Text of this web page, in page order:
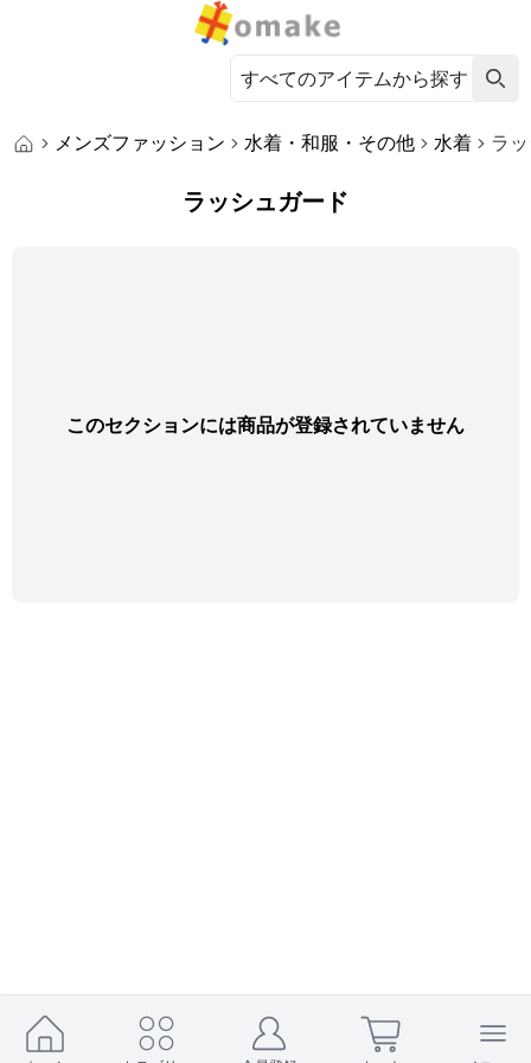
メンズファッション 水着・和服・その他 水着 ラ
ラッシュガード
このセクションには商品が登録されていません